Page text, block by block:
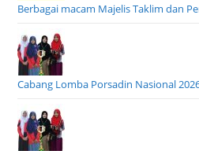
Berbagai macam Majelis Taklim dan
Cabang Lomba Porsadin Nasional